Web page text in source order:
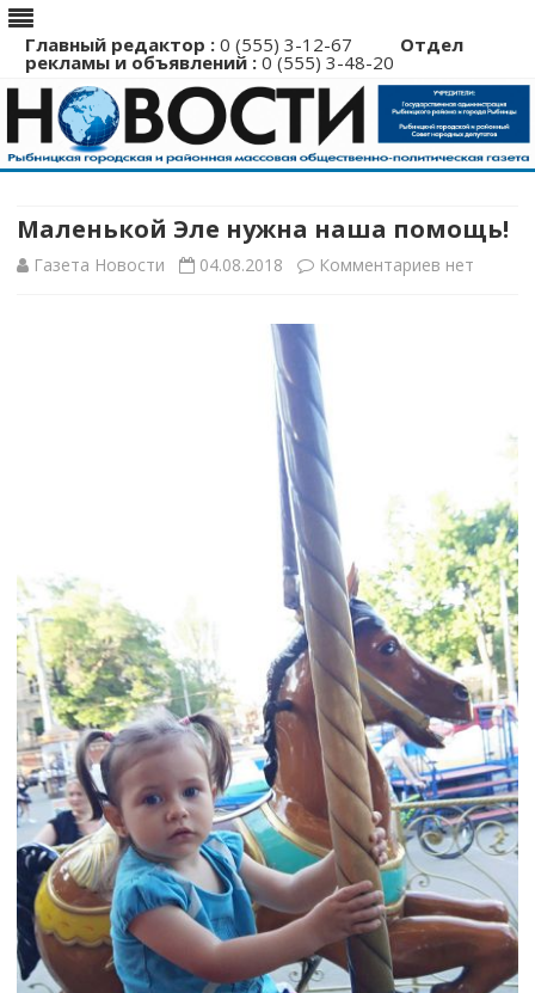
Главный редактор : 0 (555) 3-12-67 Отдел
рекламы и объявлений : 0 (555) 3-48-20
Перейти
Маленькой Эле нужна наша помощь!
Газета Новости 04.08.2018 Комментариев к
помощь!
нет